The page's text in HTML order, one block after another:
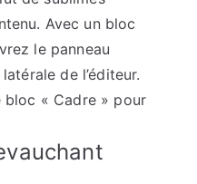
Avec un bloc
le panneau
de l’éditeur.
bloc « Cadre » pour